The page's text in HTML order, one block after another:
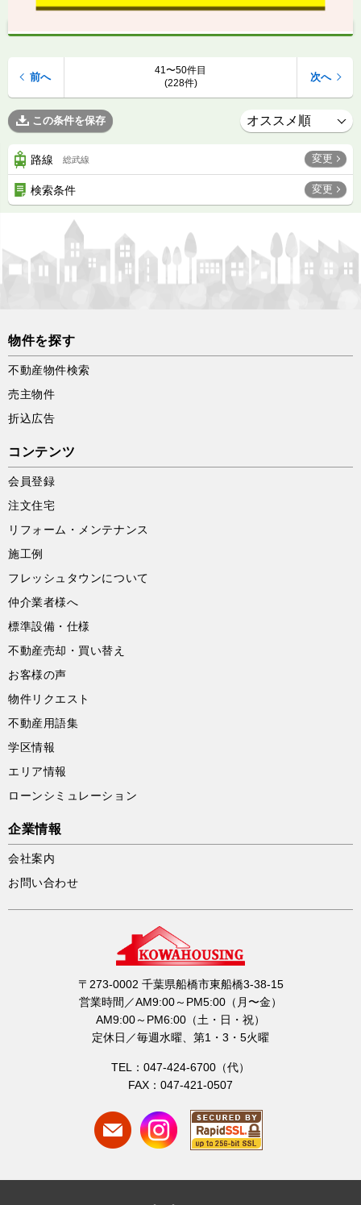
41〜50件目
(228件)
前へ 次へ
この条件を保存
路線 総武線 変更
検索条件 変更
物件を探す
不動産物件検索
売主物件
折込広告
コンテンツ
会員登録
注文住宅
リフォーム・メンテナンス
施工例
フレッシュタウンについて
仲介業者様へ
標準設備・仕様
不動産売却・買い替え
お客様の声
物件リクエスト
不動産用語集
学区情報
エリア情報
ローンシミュレーション
企業情報
会社案内
お問い合わせ
〒273-0002 千葉県船橋市東船橋3-38-15
営業時間／AM9:00～PM5:00（月〜金）
AM9:00～PM6:00（土・日・祝）
定休日／毎週水曜、第1・3・5火曜
TEL：047-424-6700（代）
FAX：047-421-0507